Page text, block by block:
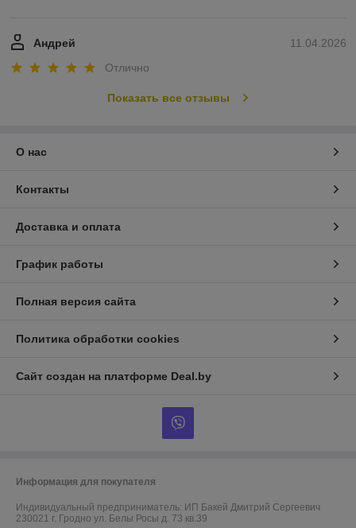
11.04.2026
Андрей
Отлично
Показать все отзывы
О нас
Контакты
Доставка и оплата
График работы
Полная версия сайта
Политика обработки cookies
Сайт создан на платформе Deal.by
Информация для покупателя
Индивидуальный предприниматель: ИП Бакей Дмитрий Сергеевич
230021 г. Гродно ул. Белы Росы д. 73 кв.39